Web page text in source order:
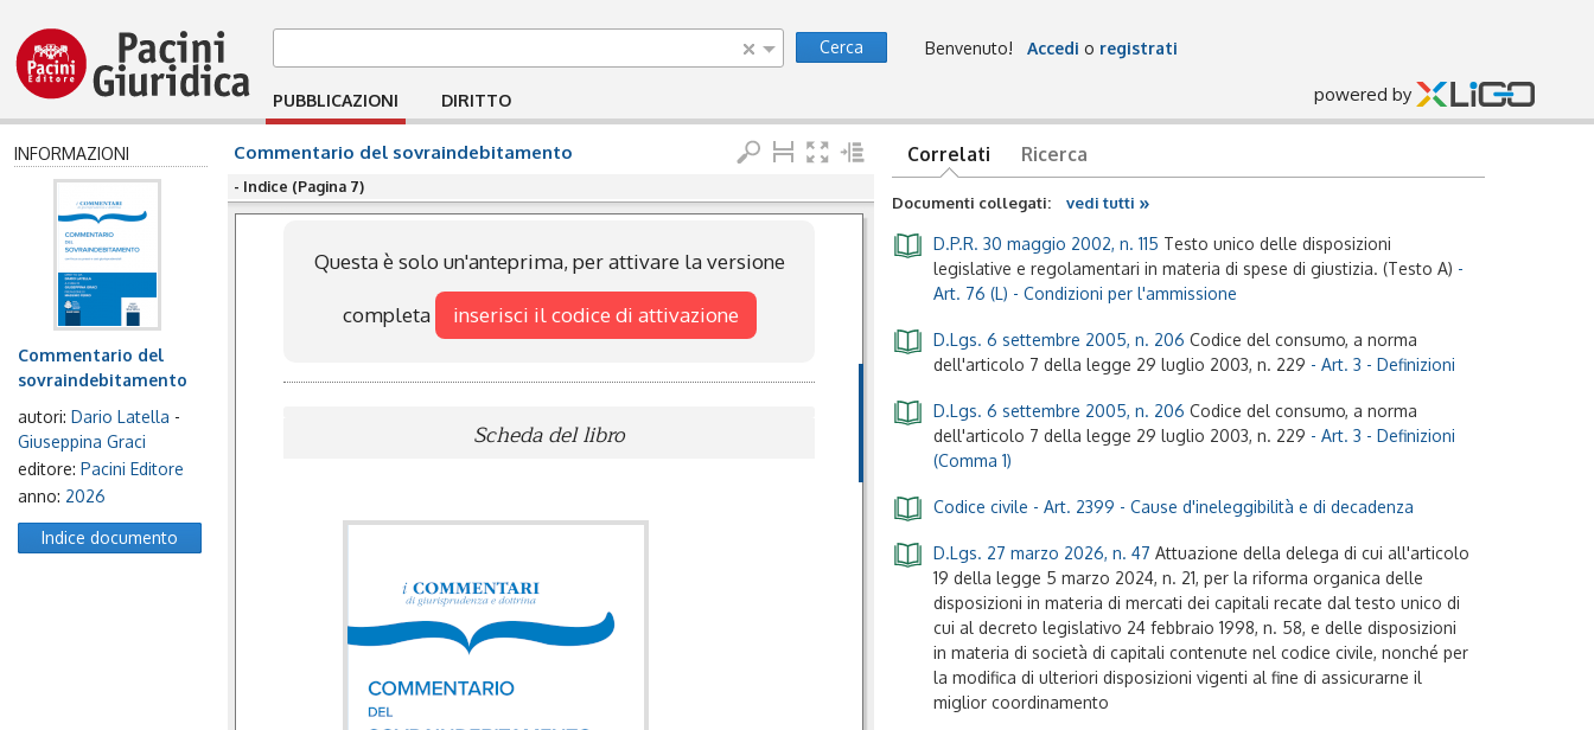
powered by
Benvenuto! Accedi o registrati
Cerca
PUBBLICAZIONI DIRITTO
INFORMAZIONI
Commentario del
sovraindebitamento
autori: Dario Latella -
Giuseppina Graci
editore: Pacini Editore
anno: 2026
Indice documento
Correlati Ricerca
Documenti collegati: vedi tutti »
D.P.R. 30 maggio 2002, n. 115 Testo unico delle disposizioni
legislative e regolamentari in materia di spese di giustizia. (Testo A) -
Art. 76 (L) - Condizioni per l'ammissione
D.Lgs. 6 settembre 2005, n. 206 Codice del consumo, a norma
dell'articolo 7 della legge 29 luglio 2003, n. 229 - Art. 3 - Definizioni
D.Lgs. 6 settembre 2005, n. 206 Codice del consumo, a norma
dell'articolo 7 della legge 29 luglio 2003, n. 229 - Art. 3 - Definizioni
(Comma 1)
Codice civile - Art. 2399 - Cause d'ineleggibilità e di decadenza
D.Lgs. 27 marzo 2026, n. 47 Attuazione della delega di cui all'articolo
19 della legge 5 marzo 2024, n. 21, per la riforma organica delle
disposizioni in materia di mercati dei capitali recate dal testo unico di
cui al decreto legislativo 24 febbraio 1998, n. 58, e delle disposizioni
in materia di società di capitali contenute nel codice civile, nonché per
la modifica di ulteriori disposizioni vigenti al fine di assicurarne il
miglior coordinamento
Commentario del sovraindebitamento
- Indice (Pagina 7)
Questa è solo un'anteprima, per attivare la versione
completa inserisci il codice di attivazione
Scheda del libro